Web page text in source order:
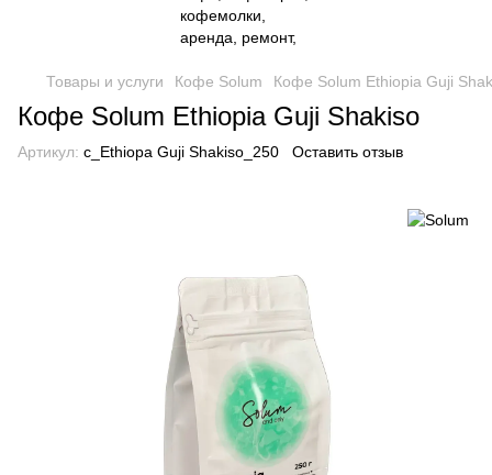
Товары и услуги Кофе Solum Кофе Solum Ethiopia Guji
Кофе Solum Ethiopia Guji Shakiso
Артикул: c_Ethiopa Guji Shakiso_250 Оставить отзыв